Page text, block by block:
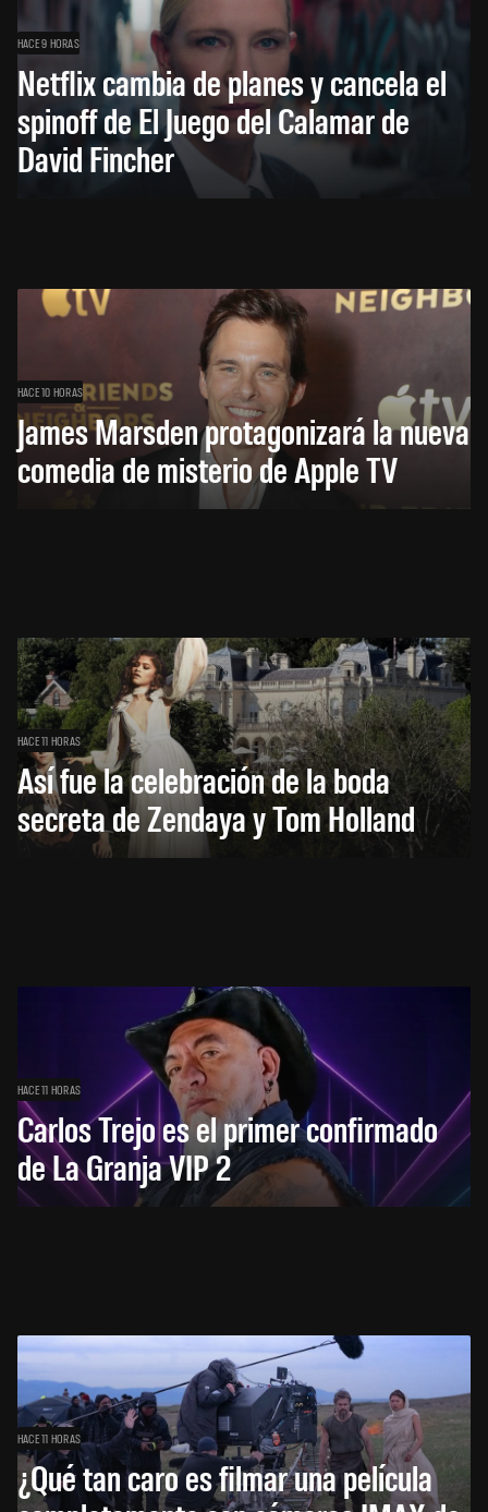
HACE 9 HORAS
Netflix cambia de planes y cancela el
spinoff de El Juego del Calamar de
David Fincher
HACE 10 HORAS
James Marsden protagonizará la nueva
comedia de misterio de Apple TV
HACE 11 HORAS
Así fue la celebración de la boda
secreta de Zendaya y Tom Holland
HACE 11 HORAS
Carlos Trejo es el primer confirmado
de La Granja VIP 2
HACE 11 HORAS
¿Qué tan caro es filmar una película